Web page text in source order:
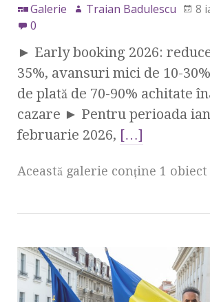
Galerie Traian Badulescu
8
0
► Early booking 2026:
35%, avansuri mici de 10-
de plată de 70-90% achitate
cazare ► Pentru perioada
februarie 2026, […]
Această galerie conţine 1 obiect